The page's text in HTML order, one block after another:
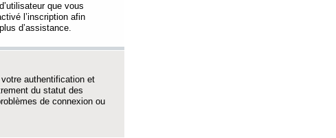
que vous
l’inscription afin
d’assistance.
authentification et
du statut des
de connexion ou